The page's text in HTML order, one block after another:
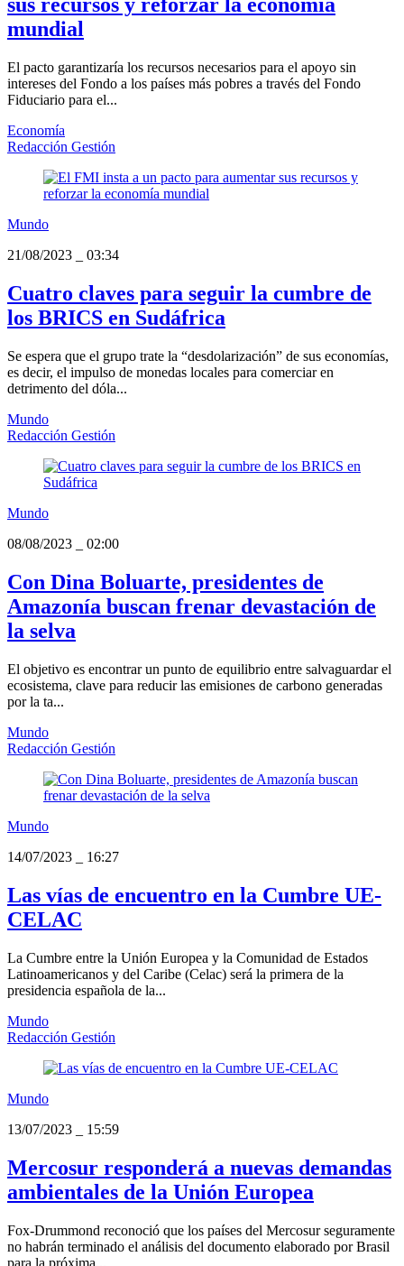
sus recursos y reforzar la economía
mundial
El pacto garantizaría los recursos necesarios para el apoyo sin
intereses del Fondo a los países más pobres a través del Fondo
Fiduciario para el...
Economía
Redacción Gestión
Mundo
21/08/2023
03:34
Cuatro claves para seguir la cumbre de
los BRICS en Sudáfrica
Se espera que el grupo trate la “desdolarización” de sus economías,
es decir, el impulso de monedas locales para comerciar en
detrimento del dóla...
Mundo
Redacción Gestión
Mundo
08/08/2023
02:00
Con Dina Boluarte, presidentes de
Amazonía buscan frenar devastación de
la selva
El objetivo es encontrar un punto de equilibrio entre salvaguardar el
ecosistema, clave para reducir las emisiones de carbono generadas
por la ta...
Mundo
Redacción Gestión
Mundo
14/07/2023
16:27
Las vías de encuentro en la Cumbre UE-
CELAC
La Cumbre entre la Unión Europea y la Comunidad de Estados
Latinoamericanos y del Caribe (Celac) será la primera de la
presidencia española de la...
Mundo
Redacción Gestión
Mundo
13/07/2023
15:59
Mercosur responderá a nuevas demandas
ambientales de la Unión Europea
Fox-Drummond reconoció que los países del Mercosur seguramente
no habrán terminado el análisis del documento elaborado por Brasil
para la próxima...